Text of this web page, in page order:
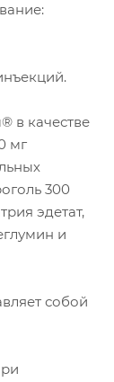
в качестве
мг
300
эдетат,
и
собой